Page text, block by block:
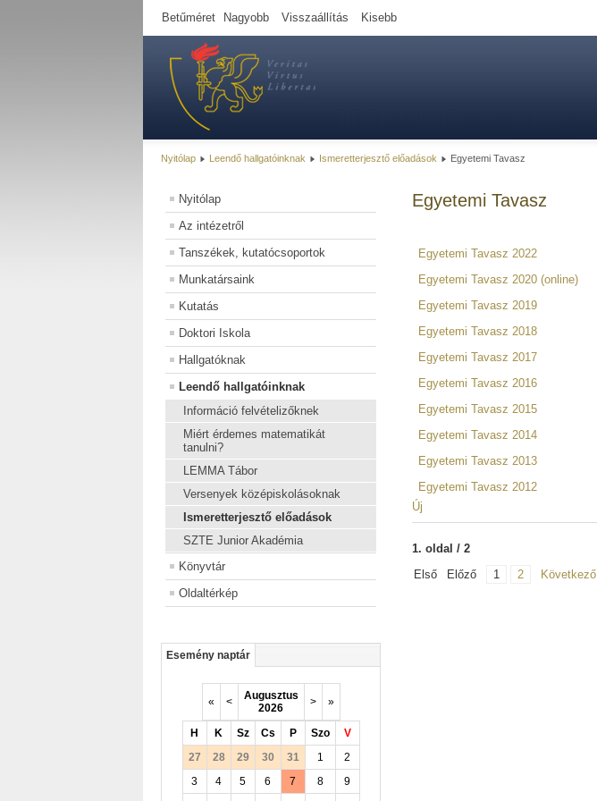
Betűméret Nagyobb Visszaállítás Kisebb
Nyitólap Leendő hallgatóinknak Ismeretterjesztő előadások Egyetemi Tavasz
Nyitólap
Az intézetről
Tanszékek, kutatócsoportok
Munkatársaink
Kutatás
Doktori Iskola
Hallgatóknak
Leendő hallgatóinknak
Információ felvételizőknek
Miért érdemes matematikát
tanulni?
LEMMA Tábor
Versenyek középiskolásoknak
Ismeretterjesztő előadások
SZTE Junior Akadémia
Könyvtár
Oldaltérkép
Esemény naptár
« <
Augusztus
2026
> »
H K Sz Cs P Szo
V
27
28 29 30 31 1
2
3
4 5 6 7 8
9
Egyetemi Tavasz
Egyetemi Tavasz 2022
Egyetemi Tavasz 2020 (online)
Egyetemi Tavasz 2019
Egyetemi Tavasz 2018
Egyetemi Tavasz 2017
Egyetemi Tavasz 2016
Egyetemi Tavasz 2015
Egyetemi Tavasz 2014
Egyetemi Tavasz 2013
Egyetemi Tavasz 2012
Új
1. oldal / 2
Első
Előző 1 2 Következő